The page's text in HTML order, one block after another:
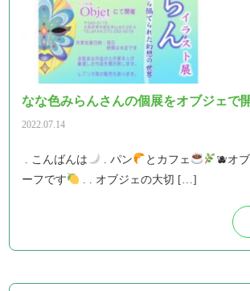
なな色みらんさんの個展をオブジェで
2022.07.14
. こんばんは . パン とカフェ
🫐オ
ーフです
. . オブジェの大切 […]